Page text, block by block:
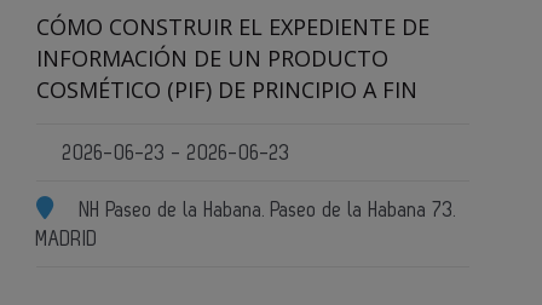
CÓMO CONSTRUIR EL EXPEDIENTE DE
INFORMACIÓN DE UN PRODUCTO
COSMÉTICO (PIF) DE PRINCIPIO A FIN
2026-06-23 - 2026-06-23
NH Paseo de la Habana. Paseo de la Habana 73.
MADRID